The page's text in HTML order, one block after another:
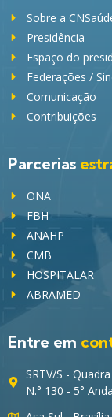
Sobre a
Presidência
Espaço do
Federações /
Comunicação
Contribuições
Parcerias
ONA
FBH
ANAHP
CMB
HOSPITALAR
ABRAMED
Entre em
SRTV/S -
N.° 130 - 5°